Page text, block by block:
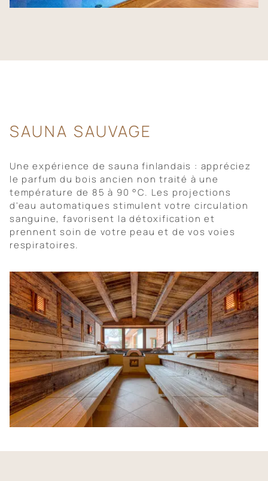
SAUNA SAUVAGE
Une expérience de sauna finlandais : appréciez
le parfum du bois ancien non traité à une
température de 85 à 90 °C. Les projections
d'eau automatiques stimulent votre circulation
sanguine, favorisent la détoxification et
prennent soin de votre peau et de vos voies
respiratoires.